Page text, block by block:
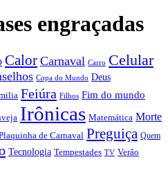
engraçadas
Calor Carnaval Carro Celular
Copa do Mundo Deus
Feiúra Filhos Fim do mundo
Irônicas Matemática Morte
de Carnaval Preguiça Quem
Tecnologia Tempestades TV Verão